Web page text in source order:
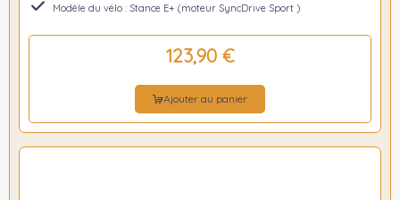
Modèle du vélo : Stance E+ (moteur SyncDrive Sport )
123,90 €
Ajouter au panier